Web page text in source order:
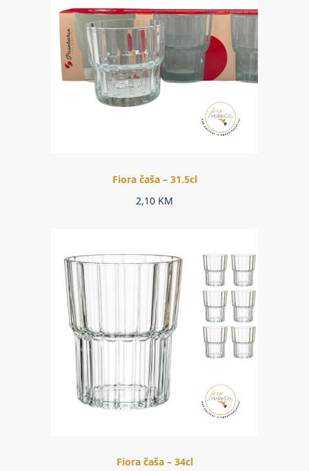
Fiora čaša – 31.5cl
2,10 KM
Fiora čaša – 34cl